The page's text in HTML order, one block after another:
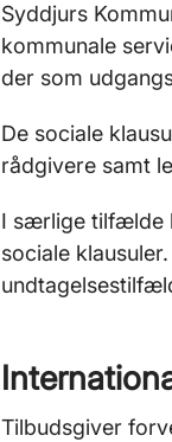
Syddjurs
kommunale
der som
De sociale
rådgivere samt
I særlige tilfælde
sociale
Tilbudsgiver